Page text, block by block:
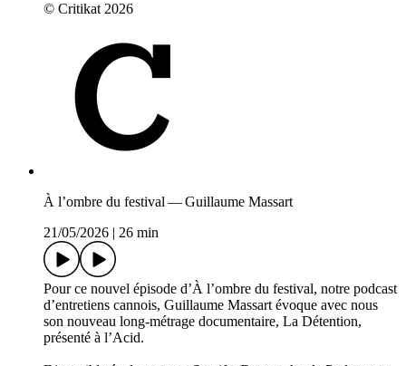
© Critikat 2026
À l’ombre du festival — Guillaume Massart
21/05/2026
26 min
Pour ce nouvel épisode d’À l’ombre du festival, notre podcast
d’entretiens cannois, Guillaume Massart évoque avec nous
son nouveau long-métrage documentaire, La Détention,
présenté à l’Acid.